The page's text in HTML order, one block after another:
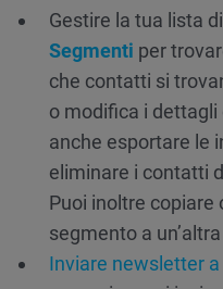
Gestire la tua lista
Segmenti per
che contatti si
o modifica i dettagli
anche esportare le
eliminare i contatti
Puoi inoltre copiare
segmento a
Inviare newsletter